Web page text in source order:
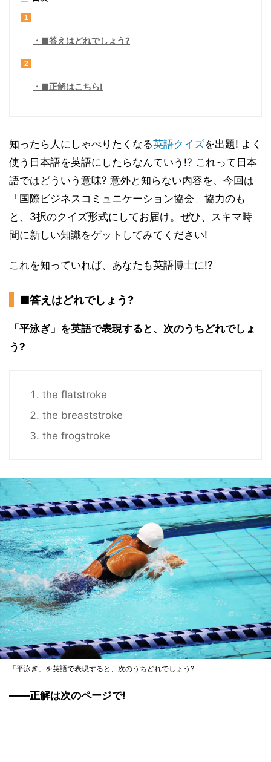
1
■答えはどれでしょう?
2
■正解はこちら!
知ったら人にしゃべりたくなる英語クイズを出題! よく
使う日本語を英語にしたらなんていう!? これって日本
語ではどういう意味? 意外と知らない内容を、今回は
「国際ビジネスコミュニケーション協会」協力のも
と、3択のクイズ形式にしてお届け。ぜひ、スキマ時
間に新しい知識をゲットしてみてください!
これを知っていれば、あなたも英語博士に!?
■答えはどれでしょう?
「平泳ぎ」を英語で表現すると、次のうちどれでしょ
う?
the flatstroke
the breaststroke
the frogstroke
「平泳ぎ」を英語で表現すると、次のうちどれでしょう?
――正解は次のページで!